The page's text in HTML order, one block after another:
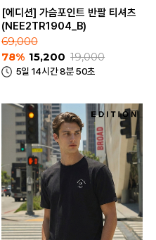
[에디션] 가슴포인트 반팔 티셔츠
(NEE2TR1904_B)
69,000
78% 15,200 19,000
5일 14시간 8분 50초